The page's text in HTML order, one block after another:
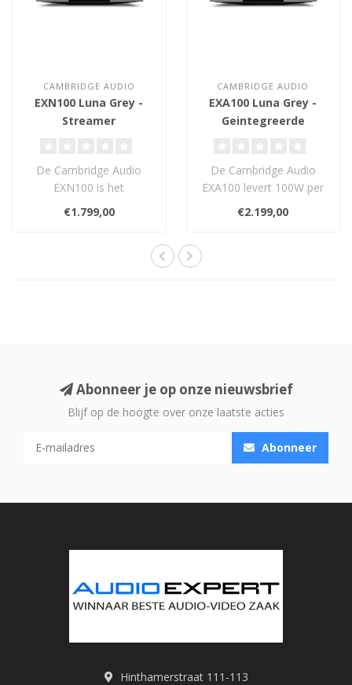
CAMBRIDGE AUDIO
EXN100 Luna Grey -
Streamer
De Cambridge Audio
EXN100 is het
streaminghart van de EX-
serie: Roon Ready,
€1.799,00
CAMBRIDGE AUDIO
EXA100 Luna Grey -
Geintegreerde
De Cambridge Audio
EXA100 levert 100W per
kanaal in verfijnde Class
AB-versterki..
€2.199,00
Abonneer je op onze nieuwsbrief
Blijf op de hoogte over onze laatste acties
Abonneer
Hinthamerstraat 111-113